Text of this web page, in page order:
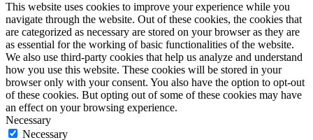
This website uses cookies to improve your experience while you
navigate through the website. Out of these cookies, the cookies that
are categorized as necessary are stored on your browser as they are
as essential for the working of basic functionalities of the website.
We also use third-party cookies that help us analyze and understand
how you use this website. These cookies will be stored in your
browser only with your consent. You also have the option to opt-out
of these cookies. But opting out of some of these cookies may have
an effect on your browsing experience.
Necessary
Necessary